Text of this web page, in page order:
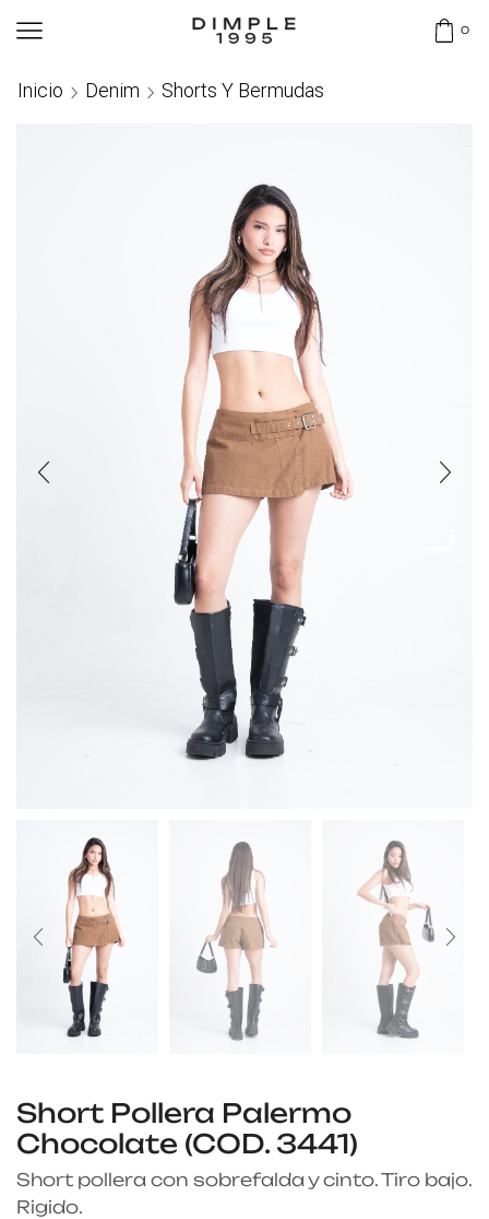
0
Inicio Denim Shorts Y Bermudas
Short Pollera Palermo
Chocolate (COD. 3441)
Short pollera con sobrefalda y cinto. Tiro bajo.
Rigido.